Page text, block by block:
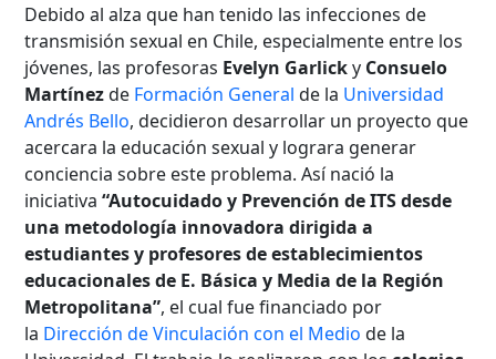
Debido al alza que han tenido las infecciones de
transmisión sexual en Chile, especialmente entre los
jóvenes, las profesoras Evelyn Garlicky Consuelo
Martínezde Formación General de la Universidad
Andrés Bello, decidieron desarrollar un proyecto que
acercara la educación sexual y lograra generar
conciencia sobre este problema. Así nació la
iniciativa“Autocuidado y Prevención de ITS desde
una metodología innovadora dirigida a
estudiantes y profesores de establecimientos
educacionales de E. Básica y Media de la Región
Metropolitana”, el cual fue financiado por
la Dirección de Vinculación con el Medio de la